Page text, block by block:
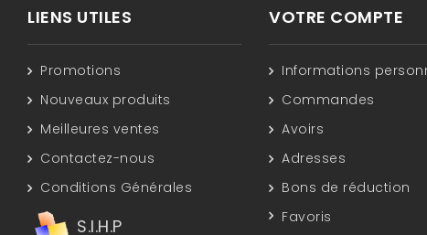
VOTRE COMPTE
Informations
Commandes
Avoirs
Adresses
Bons de réduction
Favoris
LIENS UTILES
Promotions
Nouveaux produits
Meilleures ventes
Contactez-nous
Conditions Générales
S.I.H.P